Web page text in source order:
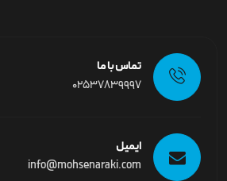
تماس با ما
02537839997
ایمیل
info@mohsenaraki.com